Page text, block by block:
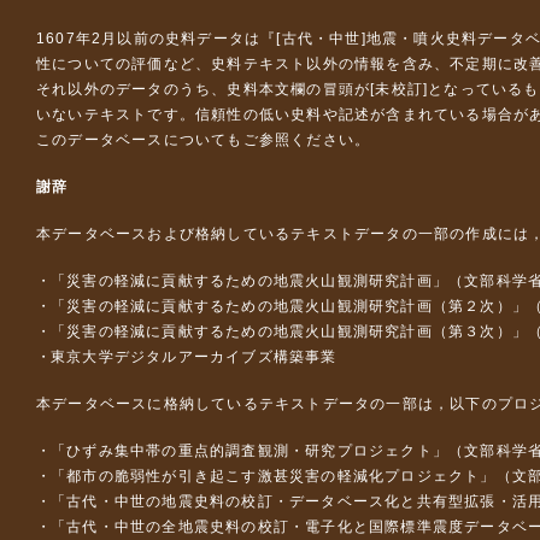
1607年2月以前の史料データは『 [古代・中世]地震・噴火史料データ
性についての評価など、史料テキスト以外の情報を含み、不定期に改
それ以外のデータのうち、史料本文欄の冒頭が[未校訂]となっている
いないテキストです。信頼性の低い史料や記述が含まれている場合が
このデータベースについて もご参照ください。
謝辞
本データベースおよび格納しているテキストデータの一部の作成には
「災害の軽減に貢献するための地震火山観測研究計画」（文部科学
「災害の軽減に貢献するための地震火山観測研究計画（第２次）」
「災害の軽減に貢献するための地震火山観測研究計画（第３次）」
東京大学デジタルアーカイブズ構築事業
本データベースに格納しているテキストデータの一部は，以下のプロ
「ひずみ集中帯の重点的調査観測・研究プロジェクト」（文部科
「都市の脆弱性が引き起こす激甚災害の軽減化プロジェクト」（
「古代・中世の地震史料の校訂・データベース化と共有型拡張・
「古代・中世の全地震史料の校訂・電子化と国際標準震度データ